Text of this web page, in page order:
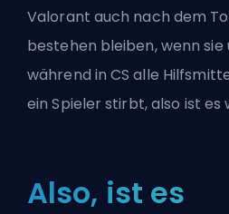
Valorant auch nach dem
bestehen bleiben, wenn sie
während in CS alle
ein Spieler stirbt, also ist es
Also, ist es